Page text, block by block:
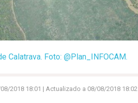
Calatrava. Foto: @Plan_INFOCAM.
2018 18:01 | Actualizado a 08/08/2018 18:02